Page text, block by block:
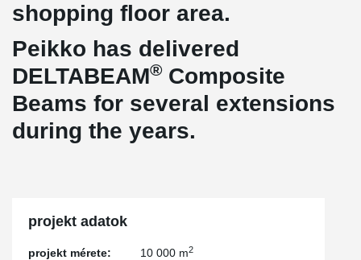
shopping floor area.
Peikko has delivered
DELTABEAM® Composite
Beams for several extensions
during the years.
projekt adatok
projekt mérete: 10 000 m2